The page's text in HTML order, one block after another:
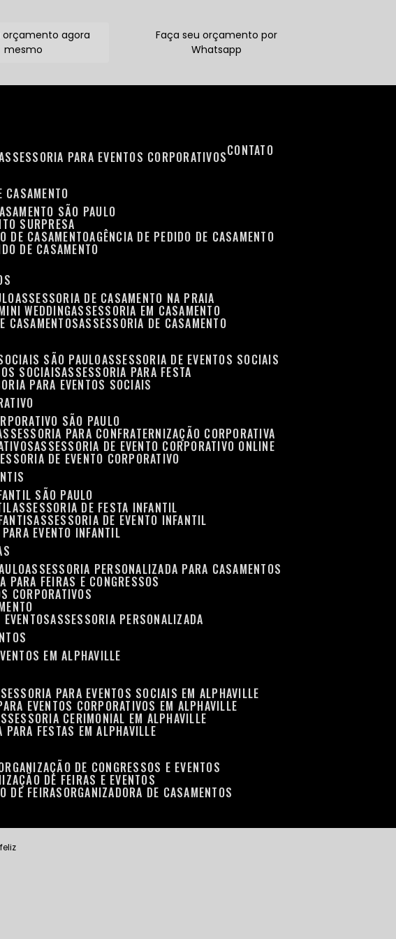
orçamento agora
mesmo
Faça seu orçamento por
Whatsapp
ASSESSORIA PARA EVENTOS CORPORATIVOS CONTATO
CASAMENTO
SÃO PAULO
SURPRESA
DE CASAMENTO AGÊNCIA DE PEDIDO DE CASAMENTO
DE CASAMENTO
ASSESSORIA DE CASAMENTO NA PRAIA
WEDDING ASSESSORIA EM CASAMENTO
CASAMENTOS ASSESSORIA DE CASAMENTO
SÃO PAULO ASSESSORIA DE EVENTOS SOCIAIS
SOCIAIS ASSESSORIA PARA FESTA
PARA EVENTOS SOCIAIS
SÃO PAULO
ASSESSORIA PARA CONFRATERNIZAÇÃO CORPORATIVA
ASSESSORIA DE EVENTO CORPORATIVO ONLINE
DE EVENTO CORPORATIVO
SÃO PAULO
ASSESSORIA DE FESTA INFANTIL
ASSESSORIA DE EVENTO INFANTIL
PARA EVENTO INFANTIL
ASSESSORIA PERSONALIZADA PARA CASAMENTOS
PARA FEIRAS E CONGRESSOS
CORPORATIVOS
EVENTOS ASSESSORIA PERSONALIZADA
EM ALPHAVILLE
PARA EVENTOS SOCIAIS EM ALPHAVILLE
EVENTOS CORPORATIVOS EM ALPHAVILLE
CERIMONIAL EM ALPHAVILLE
PARA FESTAS EM ALPHAVILLE
ORGANIZAÇÃO DE CONGRESSOS E EVENTOS
DE FEIRAS E EVENTOS
DE FEIRAS ORGANIZADORA DE CASAMENTOS